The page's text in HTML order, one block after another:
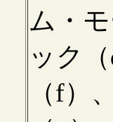
ム・
ック
（f）